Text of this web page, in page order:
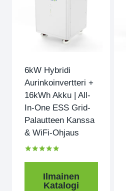
6kW Hybridi
Aurinkoinvertteri +
16kWh Akku | All-
In-One ESS Grid-
Palautteen Kanssa
& WiFi-Ohjaus
Ilmainen
Katalogi